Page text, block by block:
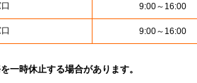
9:00～16:00
9:00～16:00
一時休止する場合があります。